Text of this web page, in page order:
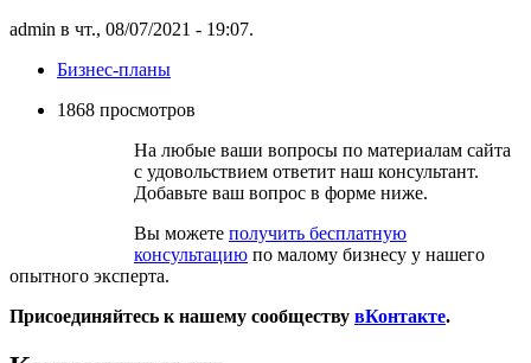
admin в чт., 08/07/2021 - 19:07.
Бизнес-планы
1868 просмотров
На любые ваши вопросы по материалам сайта
с удовольствием ответит наш консультант.
Добавьте ваш вопрос в форме ниже.
Вы можете получить бесплатную
консультацию по малому бизнесу у нашего
опытного эксперта.
Присоединяйтесь к нашему сообществу вКонтакте.